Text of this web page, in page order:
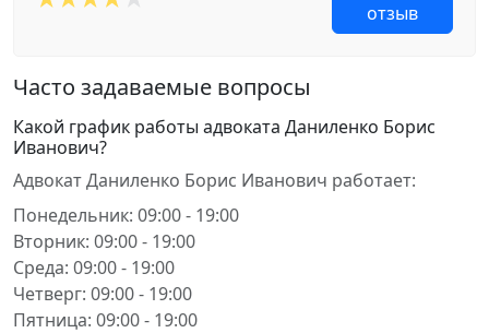
отзыв
Часто задаваемые вопросы
Какой график работы адвоката Даниленко Борис
Иванович?
Адвокат Даниленко Борис Иванович работает:
Понедельник: 09:00 - 19:00
Вторник: 09:00 - 19:00
Среда: 09:00 - 19:00
Четверг: 09:00 - 19:00
Пятница: 09:00 - 19:00